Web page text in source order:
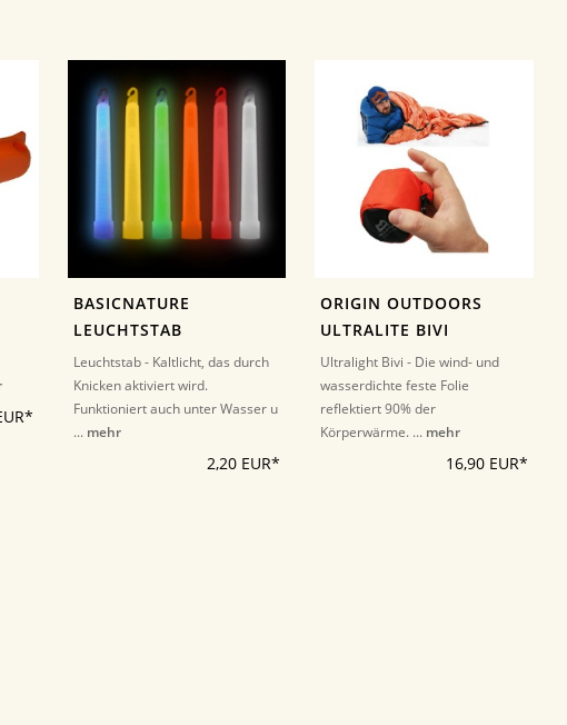
BASICNATURE
LEUCHTSTAB
Leuchtstab - Kaltlicht, das durch
Knicken aktiviert wird.
Funktioniert auch unter Wasser u
... mehr
2,20 EUR*
ORIGIN OUTDOORS
ULTRALITE BIVI
Ultralight Bivi - Die wind- und
wasserdichte feste Folie
reflektiert 90% der
Körperwärme. ... mehr
16,90 EUR*